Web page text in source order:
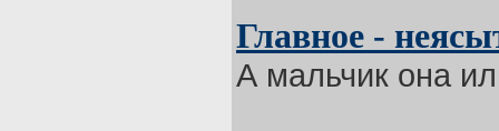
Главное -
А мальчик она